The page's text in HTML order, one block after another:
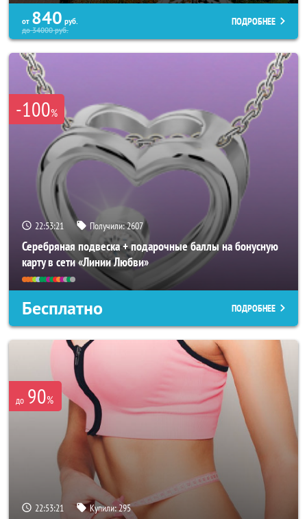
от 840 руб.
до34000руб.
ПОДРОБНЕЕ
-100%
22:53:17 Получили:2607
Серебряная подвеска + подарочные баллы на бонусную
карту в сети «Линии Любви»
Бесплатно ПОДРОБНЕЕ
до 90%
22:53:17 Купили:295